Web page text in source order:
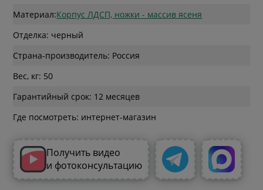
Материал:Корпус ЛДСП, ножки - массив ясеня
Отделка: черный
Страна-производитель: Россия
Вес, кг: 50
Гарантийный срок: 12 месяцев
Где посмотреть: интернет-магазин
Получить видео
и фотоконсультацию